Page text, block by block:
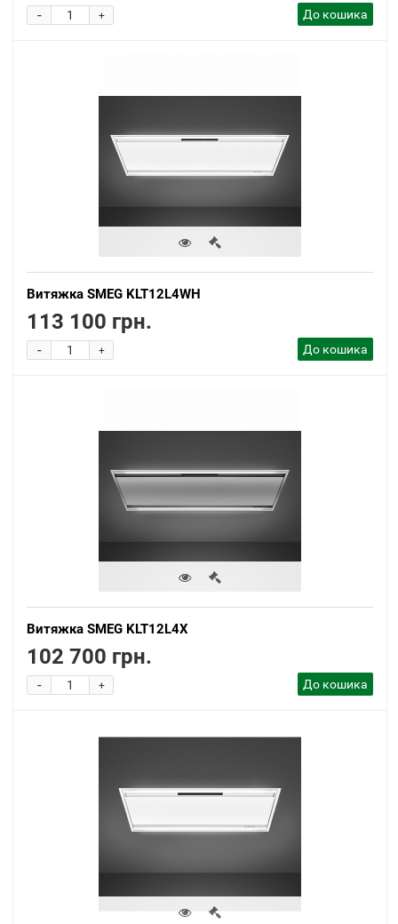
+
- До кошика
Витяжка SMEG KLT12L4WH
113 100 грн.
+
- До кошика
Витяжка SMEG KLT12L4X
102 700 грн.
+
- До кошика